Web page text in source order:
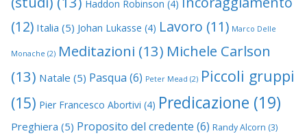
Haddon Robinson (4)
(12) Italia (5) Johan Lukasse (4) Lavoro (11) Marco Delle
Monache (2) Meditazioni (13) Michele Carlson
(13) Natale (5) Pasqua (6) Peter Mead (2) Piccoli gruppi
(15) Pier Francesco Abortivi (4) Predicazione (19)
Preghiera (5) Proposito del credente (6) Randy Alcorn (3)